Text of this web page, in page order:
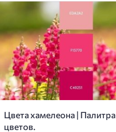
Цвета хамелеона | Палитра
цветов.